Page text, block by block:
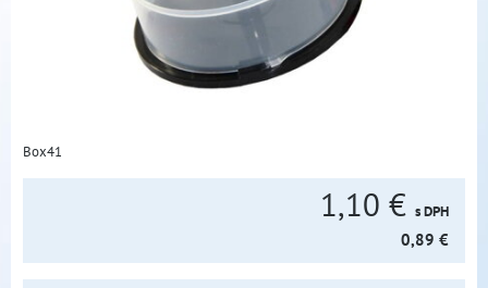
Box41
1,10 € s DPH
0,89 €